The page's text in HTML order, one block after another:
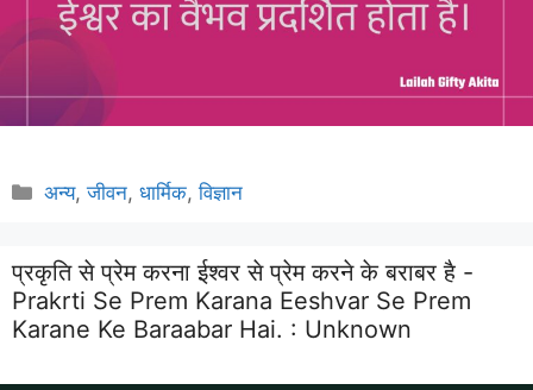
Categories
अन्य,जीवन,धार्मिक,विज्ञान
प्रकृति से प्रेम करना ईश्वर से प्रेम करने के बराबर है -
Prakrti Se Prem Karana Eeshvar Se Prem
Karane Ke Baraabar Hai. : Unknown